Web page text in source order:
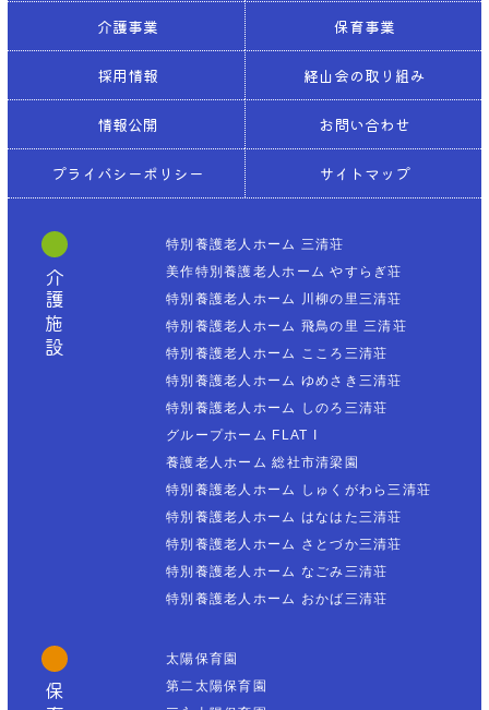
介護事業 保育事業
採用情報 経山会の取り組み
情報公開 お問い合わせ
プライバシーポリシー サイトマップ
介護施設
特別養護老人ホーム 三清荘
美作特別養護老人ホーム やすらぎ荘
特別養護老人ホーム 川柳の里三清荘
特別養護老人ホーム 飛鳥の里 三清荘
特別養護老人ホーム こころ三清荘
特別養護老人ホーム ゆめさき三清荘
特別養護老人ホーム しのろ三清荘
グループホーム FLAT I
養護老人ホーム 総社市清梁園
特別養護老人ホーム しゅくがわら三清荘
特別養護老人ホーム はなはた三清荘
特別養護老人ホーム さとづか三清荘
特別養護老人ホーム なごみ三清荘
特別養護老人ホーム おかば三清荘
太陽保育園
第二太陽保育園